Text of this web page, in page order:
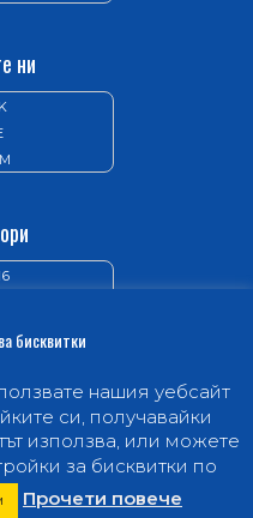
ни
Bulgaria -Телевизията,
ви.
бисквитки
нашия уебсайт
си, получавайки
използва, или можете
за бисквитки по
Прочети повече